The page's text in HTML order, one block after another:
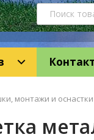
монтажи и оснастки